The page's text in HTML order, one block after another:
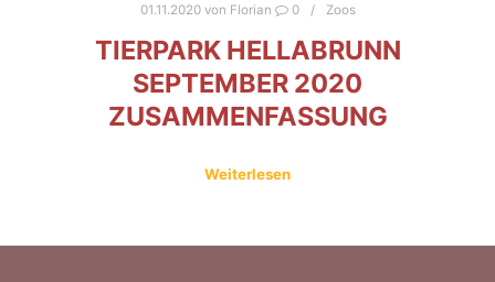
01.11.2020von Florian 0 Zoos
TIERPARK HELLABRUNN
SEPTEMBER 2020
ZUSAMMENFASSUNG
Weiterlesen